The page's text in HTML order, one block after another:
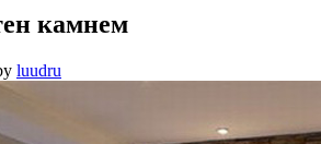
камнем
luudru